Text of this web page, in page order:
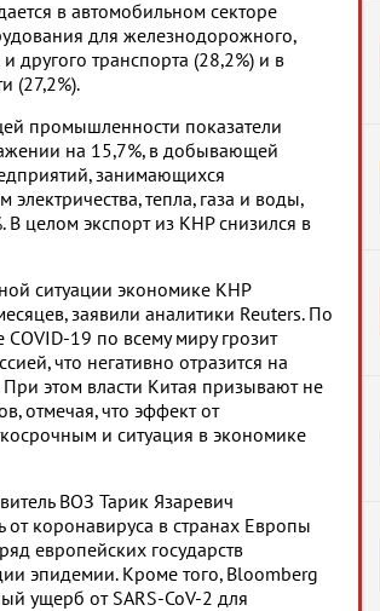
в автомобильном секторе
для железнодорожного,
другого транспорта (28,2%) и в
(27,2%).
промышленности показатели
на 15,7%, в добывающей
занимающихся
тепла, газа и воды,
В целом экспорт из КНР снизился в
ситуации экономике КНР
заявили аналитики Reuters. По
19 по всему миру грозит
что негативно отразится на
этом власти Китая призывают не
отмечая, что эффект от
и ситуация в экономике
ВОЗ Тарик Язаревич
от коронавируса в странах Европы
европейских государств
эпидемии. Кроме того, Bloomberg
ущерб от SARS-CoV-2 для